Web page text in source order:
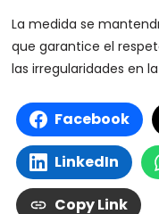
La medida se
que garantice el
las irregularidades en
Facebook
LinkedIn
Copy Link